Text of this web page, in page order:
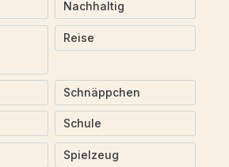
Nachhaltig
Reise
Schnäppchen
Schule
Spielzeug